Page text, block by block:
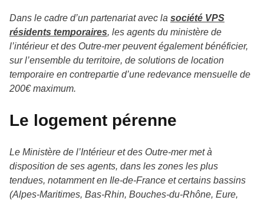
Dans le cadre d’un partenariat avec la société VPS
résidents temporaires, les agents du ministère de
l’intérieur et des Outre-mer peuvent également bénéficier,
sur l’ensemble du territoire, de solutions de location
temporaire en contrepartie d’une redevance mensuelle de
200€ maximum.
Le logement pérenne
Le Ministère de l’Intérieur et des Outre-mer met à
disposition de ses agents, dans les zones les plus
tendues, notamment en Ile-de-France et certains bassins
(Alpes-Maritimes, Bas-Rhin, Bouches-du-Rhône, Eure,